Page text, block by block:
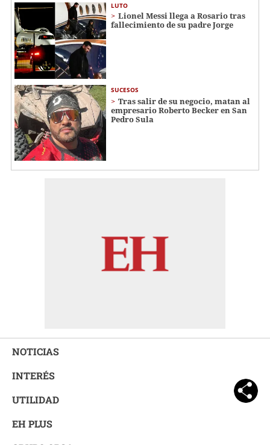
LUTO
Lionel Messi llega a Rosario tras
fallecimiento de su padre Jorge
SUCESOS
Tras salir de su negocio, matan al
empresario Roberto Becker en San
Pedro Sula
NOTICIAS
INTERÉS
UTILIDAD
EH PLUS